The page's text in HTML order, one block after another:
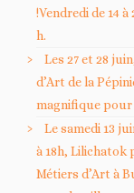
!Vendredi de 14 à
h.
Les 27 et 28
d’Art de la
magnifique
Le samedi 13
à 18h, Lilichatok
Métiers d’Art à